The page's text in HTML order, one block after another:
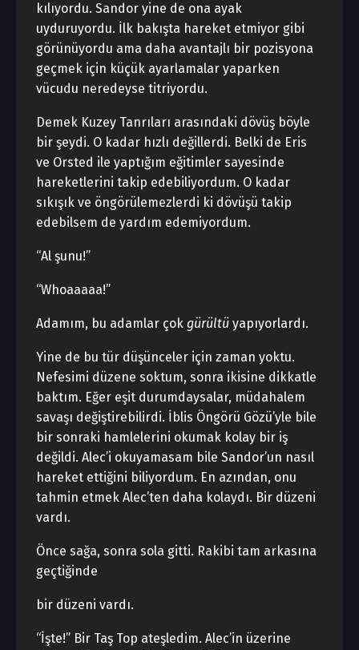
kılıyordu. Sandor yine de ona ayak
uyduruyordu. İlk bakışta hareket etmiyor gibi
görünüyordu ama daha avantajlı bir pozisyona
geçmek için küçük ayarlamalar yaparken
vücudu neredeyse titriyordu.
Demek Kuzey Tanrıları arasındaki dövüş böyle
bir şeydi. O kadar hızlı değillerdi. Belki de Eris
ve Orsted ile yaptığım eğitimler sayesinde
hareketlerini takip edebiliyordum. O kadar
sıkışık ve öngörülemezlerdi ki dövüşü takip
edebilsem de yardım edemiyordum.
“Al şunu!”
“Whoaaaaa!”
Adamım, bu adamlar çok gürültü yapıyorlardı.
Yine de bu tür düşünceler için zaman yoktu.
Nefesimi düzene soktum, sonra ikisine dikkatle
baktım. Eğer eşit durumdaysalar, müdahalem
savaşı değiştirebilirdi. İblis Öngörü Gözü’yle bile
bir sonraki hamlelerini okumak kolay bir iş
değildi. Alec’i okuyamasam bile Sandor’un nasıl
hareket ettiğini biliyordum. En azından, onu
tahmin etmek Alec’ten daha kolaydı. Bir düzeni
vardı.
Önce sağa, sonra sola gitti. Rakibi tam arkasına
geçtiğinde
bir düzeni vardı.
“İşte!” Bir Taş Top ateşledim. Alec’in üzerine